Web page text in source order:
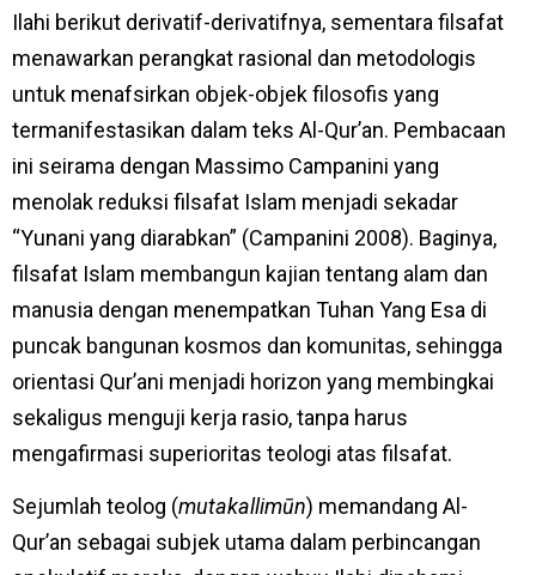
Ilahi berikut derivatif-derivatifnya, sementara filsafat
menawarkan perangkat rasional dan metodologis
untuk menafsirkan objek-objek filosofis yang
termanifestasikan dalam teks Al-Qur’an. Pembacaan
ini seirama dengan Massimo Campanini yang
menolak reduksi filsafat Islam menjadi sekadar
“Yunani yang diarabkan” (Campanini 2008). Baginya,
filsafat Islam membangun kajian tentang alam dan
manusia dengan menempatkan Tuhan Yang Esa di
puncak bangunan kosmos dan komunitas, sehingga
orientasi Qur’ani menjadi horizon yang membingkai
sekaligus menguji kerja rasio, tanpa harus
mengafirmasi superioritas teologi atas filsafat.
Sejumlah teolog (mutakallimūn) memandang Al-
Qur’an sebagai subjek utama dalam perbincangan